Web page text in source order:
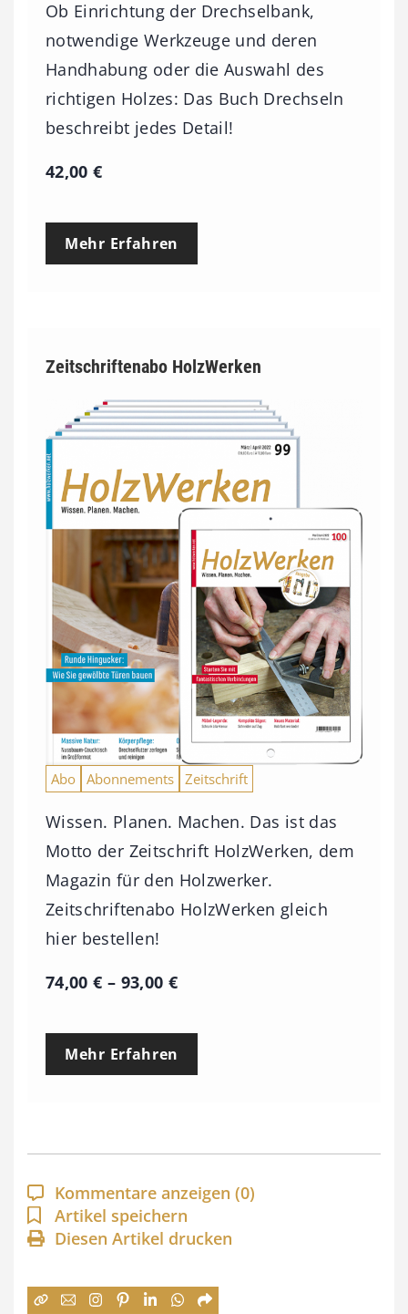
3
,
0
0
Ob Einrichtung der Drechselbank,
notwendige Werkzeuge und deren
Handhabung oder die Auswahl des
richtigen Holzes: Das Buch Drechseln
beschreibt jedes Detail!
42,00€
Mehr Erfahren
Zeitschriftenabo HolzWerken
Abo Abonnements Zeitschrift
Wissen. Planen. Machen. Das ist das
Motto der Zeitschrift HolzWerken, dem
Magazin für den Holzwerker.
Zeitschriftenabo HolzWerken gleich
hier bestellen!
74,00€ – 93,00 €P
e
p
a
n
n
:
Mehr Erfahren
Kommentare anzeigen (0)
Artikel speichern
Diesen Artikel drucken